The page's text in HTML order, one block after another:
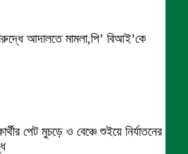
আদালতে মামলা,পি’ বিআই’কে
পেট মুচড়ে ও বেঞ্চে শুইয়ে নির্যাতনের